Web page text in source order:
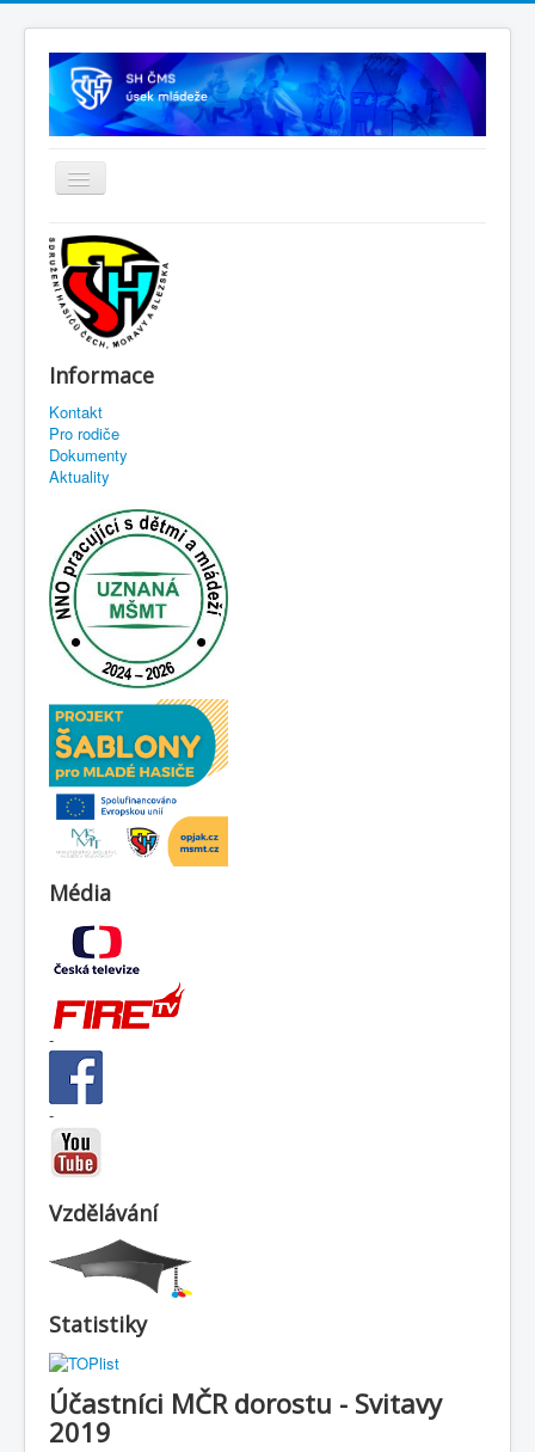
Informace
Kontakt
Pro rodiče
Dokumenty
Aktuality
Média
-
-
Vzdělávání
Statistiky
Účastníci MČR dorostu - Svitavy
2019